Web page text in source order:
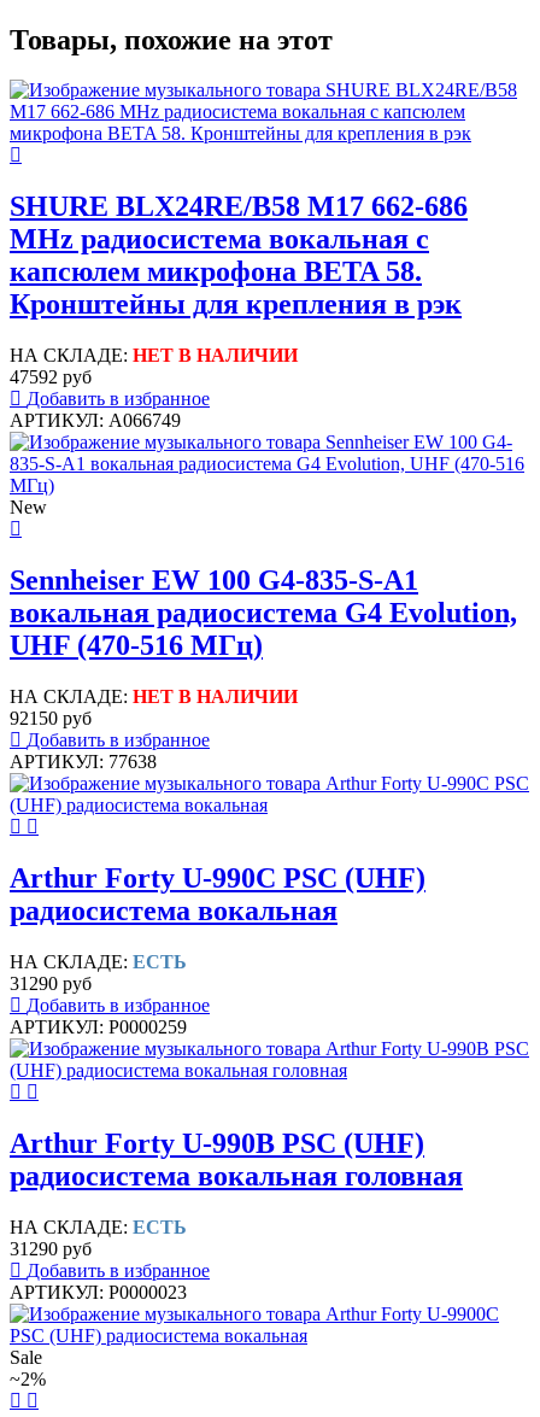
Товары, похожие на этот
SHURE BLX24RE/B58 M17 662-686
MHz радиосистема вокальная с
капсюлем микрофона BETA 58.
Кронштейны для крепления в рэк
НА СКЛАДЕ: НЕТ В НАЛИЧИИ
47592 руб
Добавить в избранное
АРТИКУЛ: A066749
New
Sennheiser EW 100 G4-835-S-A1
вокальная радиосистема G4 Evolution,
UHF (470-516 МГц)
НА СКЛАДЕ: НЕТ В НАЛИЧИИ
92150 руб
Добавить в избранное
АРТИКУЛ: 77638
Arthur Forty U-990C PSC (UHF)
радиосистема вокальная
НА СКЛАДЕ: ЕСТЬ
31290 руб
Добавить в избранное
АРТИКУЛ: P0000259
Arthur Forty U-990B PSC (UHF)
радиосистема вокальная головная
НА СКЛАДЕ: ЕСТЬ
31290 руб
Добавить в избранное
АРТИКУЛ: P0000023
Sale
~2%